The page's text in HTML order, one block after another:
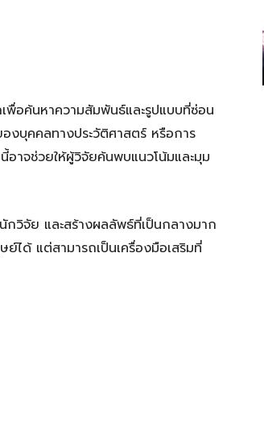
พื่อค้นหาความสัมพันธ์และรูปแบบที่ซ่อน
งบุคคลทางประวัติศาสตร์ หรือการ
อาจช่วยให้ผู้วิจัยค้นพบแนวโน้มและมุม
กวิจัย และสร้างผลลัพธ์ที่เป็นกลางมาก
ได้ แต่สามารถเป็นเครื่องมือเสริมที่